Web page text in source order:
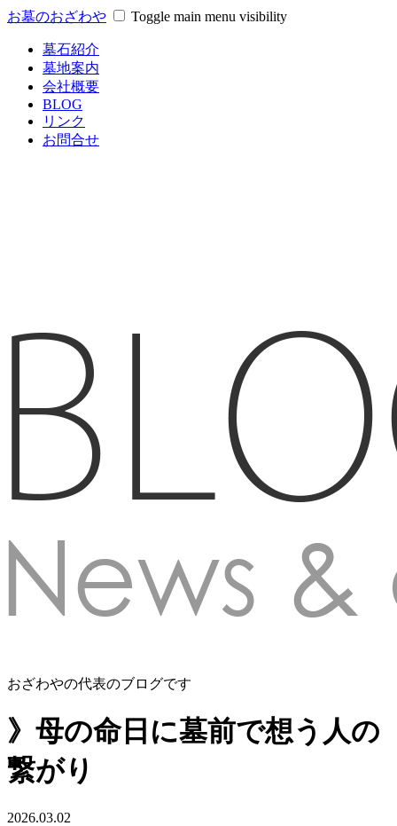
お墓のおざわや Toggle main menu visibility
墓石紹介
墓地案内
会社概要
BLOG
リンク
お問合せ
おざわやの代表のブログです
》母の命日に墓前で想う人の
繋がり
2026.03.02